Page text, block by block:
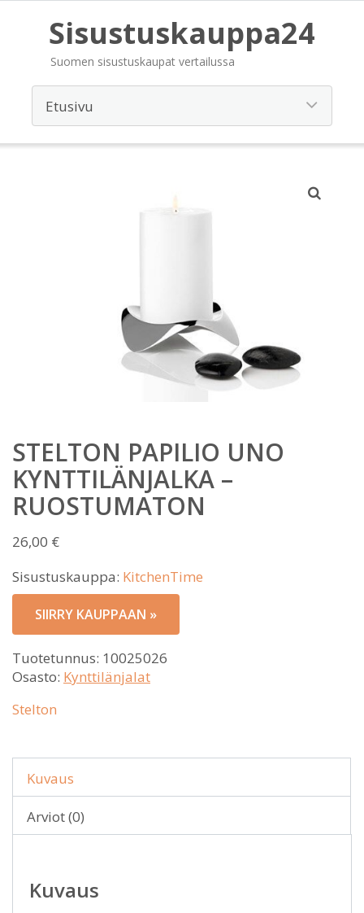
Sisustuskauppa24
Suomen sisustuskaupat vertailussa
STELTON PAPILIO UNO
KYNTTILÄNJALKA –
RUOSTUMATON
26,00 €
Sisustuskauppa: KitchenTime
SIIRRY KAUPPAAN »
Tuotetunnus: 10025026
Osasto: Kynttilänjalat
Stelton
Kuvaus
Arviot (0)
Kuvaus